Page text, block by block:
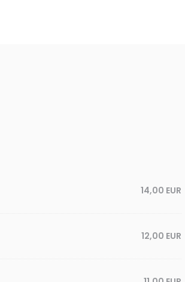
14,00 EUR
12,00 EUR